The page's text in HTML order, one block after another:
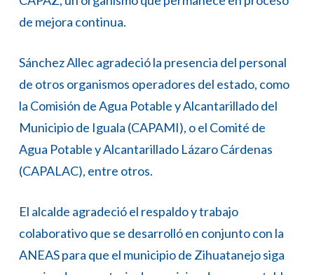
de mejora continua.
Sánchez Allec agradeció la presencia del personal
de otros organismos operadores del estado, como
la Comisión de Agua Potable y Alcantarillado del
Municipio de Iguala (CAPAMI), o el Comité de
Agua Potable y Alcantarillado Lázaro Cárdenas
(CAPALAC), entre otros.
El alcalde agradeció el respaldo y trabajo
colaborativo que se desarrolló en conjunto con la
ANEAS para que el municipio de Zihuatanejo siga